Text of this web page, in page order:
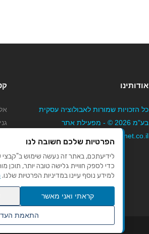
אודותינו
כל הזכויות שמורות לאבולוציה עסקית
בע"מ 2026 © - מפעילת אתר
Mybiznet.co.il
הפרטיות שלכם חשובה לנו
כדי לספק חוויית גלישה טובה יותר, תוכן
למידע נוסף עיינו במדיניות הפרטיות שלנו.
קראתי ואני מאשר
התאמת